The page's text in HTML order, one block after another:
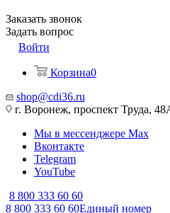
Заказать звонок
Задать вопрос
Войти
Корзина0
shop@cdi36.ru
г. Воронеж, проспект Труда,
Мы в мессенджере Max
Вконтакте
Telegram
YouTube
8 800 333 60 60
8 800 333 60 60Единый номер